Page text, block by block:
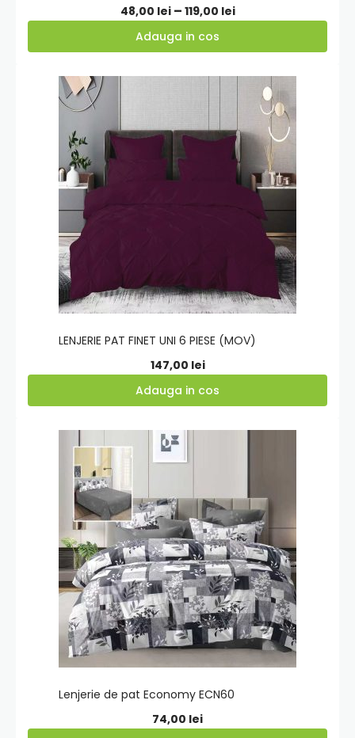
48,00 lei – 119,00 leiInterval
prețuri:
până
119,00 lei
Adauga in cos
LENJERIE PAT FINET UNI 6 PIESE (MOV)
147,00 lei
Adauga in cos
cos
Lenjerie de pat Economy ECN60
74,00 lei
Adauga
in